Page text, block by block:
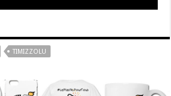
TIMIZZOLU